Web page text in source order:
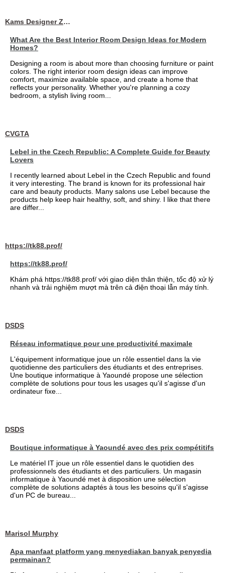
Kams Designer Zone
What Are the Best Interior Room Design Ideas for Modern
Homes?
Designing a room is about more than choosing furniture or paint
colors. The right interior room design ideas can improve
comfort, maximize available space, and create a home that
reflects your personality. Whether you're planning a cozy
bedroom, a stylish living room...
CVGTA
Lebel in the Czech Republic: A Complete Guide for Beauty
Lovers
I recently learned about Lebel in the Czech Republic and found
it very interesting. The brand is known for its professional hair
care and beauty products. Many salons use Lebel because the
products help keep hair healthy, soft, and shiny. I like that there
are differ...
https://tk88.prof/
https://tk88.prof/
Khám phá https://tk88.prof/ với giao diện thân thiện, tốc độ xử lý
nhanh và trải nghiệm mượt mà trên cả điện thoại lẫn máy tính.
DSDS
Réseau informatique pour une productivité maximale
L'équipement informatique joue un rôle essentiel dans la vie
quotidienne des particuliers des étudiants et des entreprises.
Une boutique informatique à Yaoundé propose une sélection
complète de solutions pour tous les usages qu'il s'agisse d'un
ordinateur fixe...
DSDS
Boutique informatique à Yaoundé avec des prix compétitifs
Le matériel IT joue un rôle essentiel dans le quotidien des
professionnels des étudiants et des particuliers. Un magasin
informatique à Yaoundé met à disposition une sélection
complète de solutions adaptés à tous les besoins qu'il s'agisse
d'un PC de bureau...
Marisol Murphy
Apa manfaat platform yang menyediakan banyak penyedia
permainan?